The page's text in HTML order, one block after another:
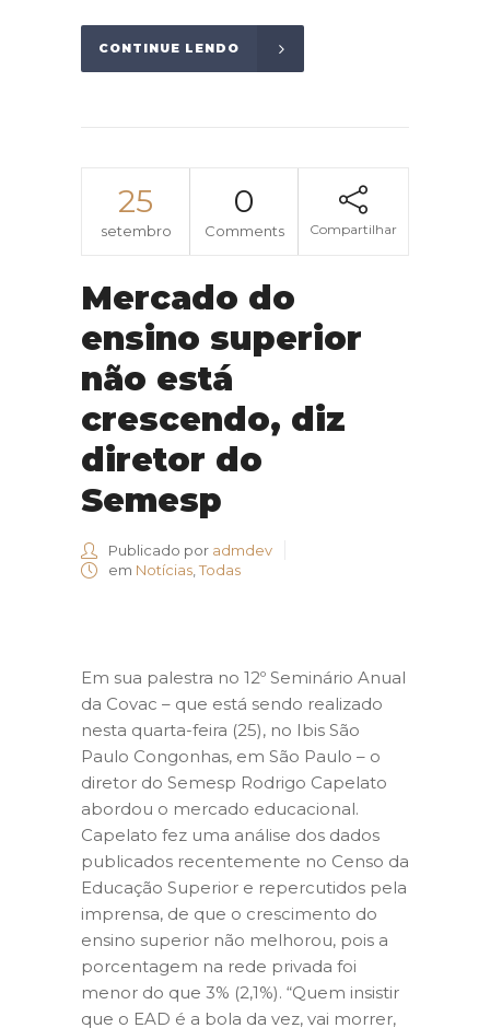
CONTINUE LENDO
25
setembro
0
Comments Compartilhar
Mercado do
ensino superior
não está
crescendo, diz
diretor do
Semesp
Publicado por admdev
em Notícias,Todas
Em sua palestra no 12º Seminário Anual
da Covac – que está sendo realizado
nesta quarta-feira (25), no Ibis São
Paulo Congonhas, em São Paulo – o
diretor do Semesp Rodrigo Capelato
abordou o mercado educacional.
Capelato fez uma análise dos dados
publicados recentemente no Censo da
Educação Superior e repercutidos pela
imprensa, de que o crescimento do
ensino superior não melhorou, pois a
porcentagem na rede privada foi
menor do que 3% (2,1%). “Quem insistir
que o EAD é a bola da vez, vai morrer,